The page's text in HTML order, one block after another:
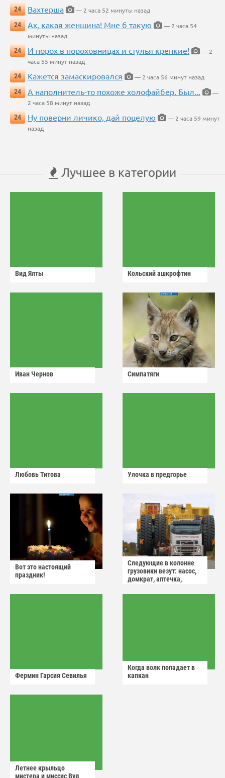
24
Вахтерша
— 2 часа 52 минуты назад
24
Ах, какая женщина! Мне б такую
— 2 часа 54
минуты назад
24
И порох в пороховницах и стулья крепкие!
— 2
часа 55 минут назад
24
Кажется замаскировался
— 2 часа 56 минут назад
24
А наполнитель-то похоже холофайбер. Был...
—
2 часа 58 минут назад
24
Ну поверни личико, дай поцелую
— 2 часа 59 минут
назад
Лучшее в категории
Вид Ялты Кольский ашкрофтин
Иван Чернов Симпатяги
Любовь Титова Улочка в предгорье
Вот это настоящий
праздник!
Следующие в колонне
грузовики везут: насос,
домкрат, аптечка,
Фермин Гарсия Севилья
Когда волк попадает в
капкан
Летнее крыльцо
мистера и миссис Вуд